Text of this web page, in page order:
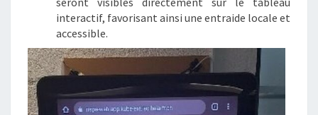
interactif, favorisant ainsi une entraide locale et
accessible.